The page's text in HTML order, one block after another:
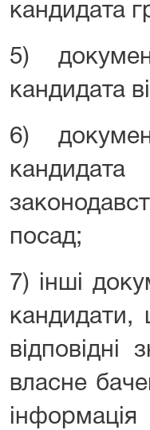
кандидата
5)
кандидата
6)
посад;
7) інші
кандидати,
відповідні
власне